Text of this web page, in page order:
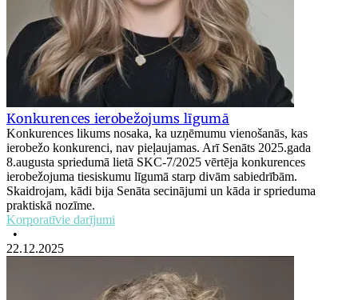
Konkurences ierobežojums līgumā
Konkurences likums nosaka, ka uzņēmumu vienošanās, kas
ierobežo konkurenci, nav pieļaujamas. Arī Senāts 2025.gada
8.augusta spriedumā lietā SKC-7/2025 vērtēja konkurences
ierobežojuma tiesiskumu līgumā starp divām sabiedrībām.
Skaidrojam, kādi bija Senāta secinājumi un kāda ir sprieduma
praktiskā nozīme.
Korporatīvie darījumi
•
22.12.2025